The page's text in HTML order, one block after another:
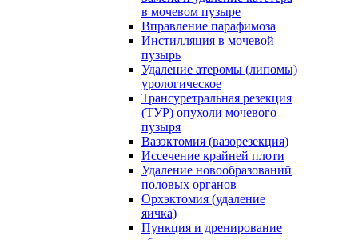
в мочевом пузыре
Вправление парафимоза
Инстилляция в мочевой
пузырь
Удаление атеромы (липомы)
урологическое
Трансуретральная резекция
(ТУР) опухоли мочевого
пузыря
Вазэктомия (вазорезекция)
Иссечение крайней плоти
Удаление новообразований
половых органов
Орхэктомия (удаление
яичка)
Пункция и дренирование